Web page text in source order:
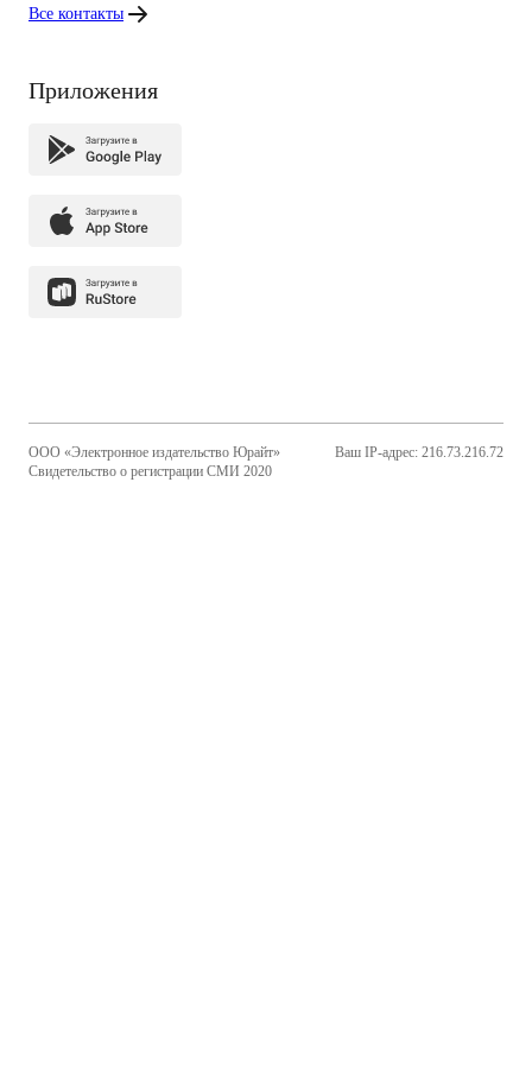
Все контакты
Приложения
ООО «Электронное издательство Юрайт»
Свидетельство о регистрации СМИ 2020
Ваш IP-адрес: 216.73.216.72